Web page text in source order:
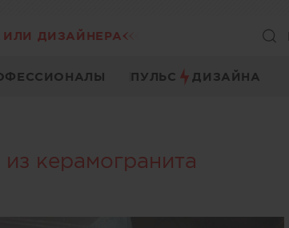
ДИЗАЙНЕРА
ПУЛЬС ДИЗАЙНА
керамогранита